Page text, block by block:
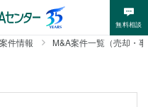
無料相談
案件情報 M&A案件一覧（売却・